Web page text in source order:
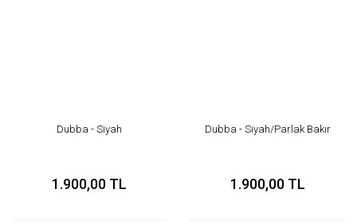
Dubba - Siyah
1.900,00 TL
Dubba - Siyah/Parlak Bakır
1.900,00 TL